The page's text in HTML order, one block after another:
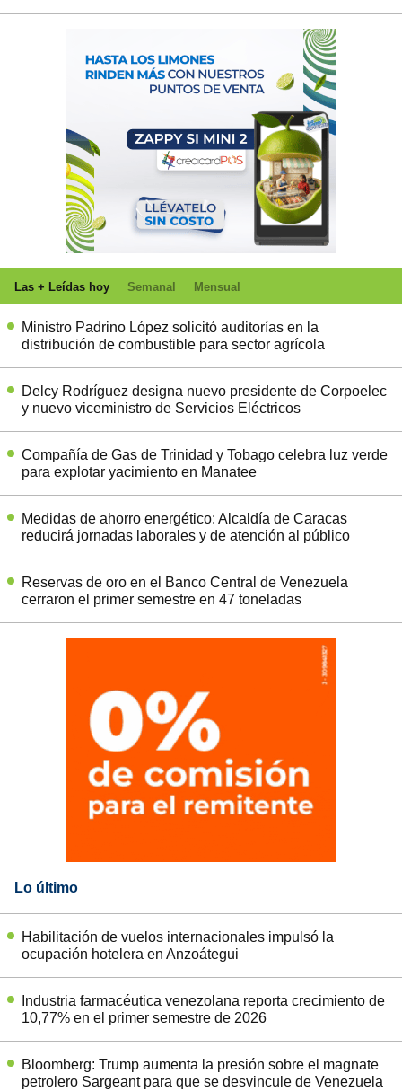
Las + Leídas hoy Semanal Mensual
Ministro Padrino López solicitó auditorías en la
distribución de combustible para sector agrícola
Delcy Rodríguez designa nuevo presidente de Corpoelec
y nuevo viceministro de Servicios Eléctricos
Compañía de Gas de Trinidad y Tobago celebra luz verde
para explotar yacimiento en Manatee
Medidas de ahorro energético: Alcaldía de Caracas
reducirá jornadas laborales y de atención al público
Reservas de oro en el Banco Central de Venezuela
cerraron el primer semestre en 47 toneladas
Lo último
Habilitación de vuelos internacionales impulsó la
ocupación hotelera en Anzoátegui
Industria farmacéutica venezolana reporta crecimiento de
10,77% en el primer semestre de 2026
Bloomberg: Trump aumenta la presión sobre el magnate
petrolero Sargeant para que se desvincule de Venezuela